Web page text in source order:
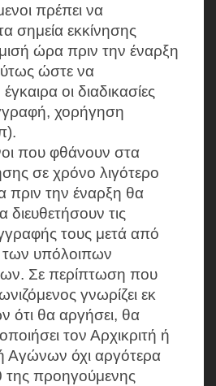
πρέπει να
σημεία εκκίνησης
ώρα πριν την έναρξη
ώστε να
οι διαδικασίες
χορήγηση
που φθάνουν στα
σε χρόνο λιγότερο
πριν την έναρξη θα
διευθετήσουν τις
τους μετά από
των υπόλοιπων
Σε περίπτωση που
γνωρίζει εκ
ότι θα αργήσει, θα
τον Αρχικριτή ή
Αγώνων όχι αργότερα
της προηγούμενης